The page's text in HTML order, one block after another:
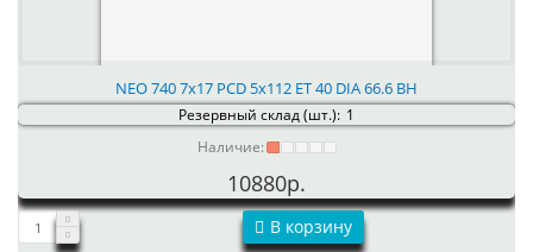
NEO 740 7x17 PCD 5x112 ET 40 DIA 66.6 BH
Резервный склад (шт.): 1
Наличие:
10880р.
В корзину